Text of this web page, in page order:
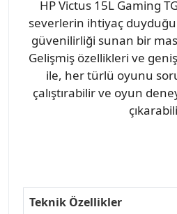
HP Victus 15L Gaming
severlerin ihtiyaç
güvenilirliği sunan bir
Gelişmiş özellikleri ve
ile, her türlü oyunu
çalıştırabilir ve oyun
Teknik Özellikler